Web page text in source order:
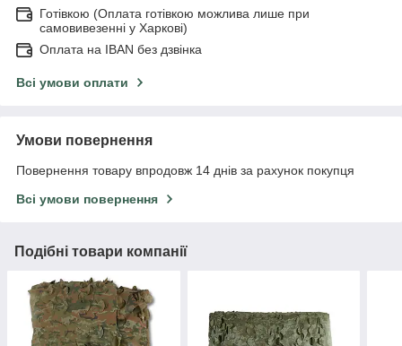
Готівкою (Оплата готівкою можлива лише при
самовивезенні у Харкові)
Оплата на IBAN без дзвінка
Всі умови оплати
Умови повернення
Повернення товару впродовж 14 днів за рахунок покупця
Всі умови повернення
Подібні товари компанії